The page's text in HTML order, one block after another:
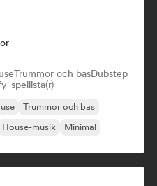
Trummor och basDubstep
spellista(r)
Trummor och bas
House-musik Minimal